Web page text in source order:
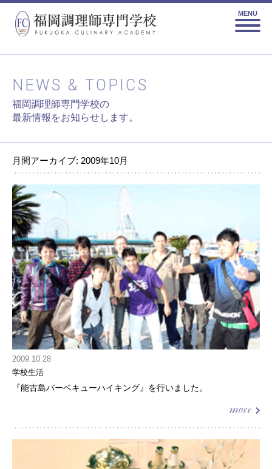
MENU
NEWS & TOPICS
福岡調理師専門学校の
最新情報をお知らせします。
月間アーカイブ: 2009年10月
2009.10.28
学校生活
『能古島バーベキューハイキング』を行いました。